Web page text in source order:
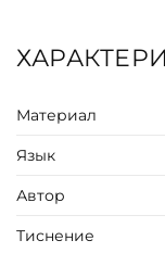
Тиснение
художниками,
Том 1: «В наше
«Мужчины без
Том 2: «Прощай,
ничего», «Пятая
Том 3: Роман «По
Материал
Язык
Автор
Тиснение